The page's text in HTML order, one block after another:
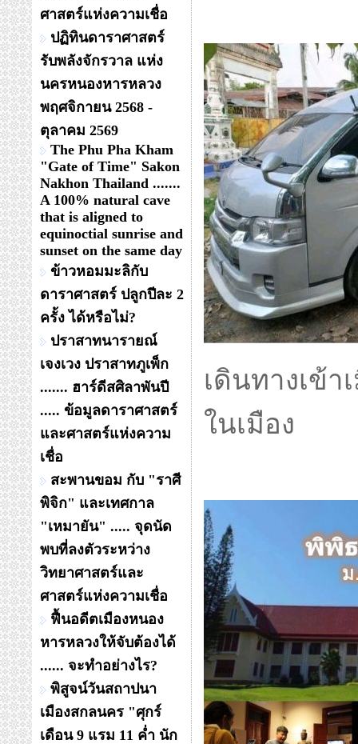
ศาสตร์แห่งความเชื่อ
ปฏิทินดาราศาสตร์
รับพลังจักรวาล แห่ง
นครหนองหารหลวง
พฤศจิกายน 2568 -
ตุลาคม 2569
The Phu Pha Kham
"Gate of Time" Sakon
Nakhon Thailand .......
A 100% natural cave
that is aligned to
equinoctial sunrise and
sunset on the same day
ข้าวหอมมะลิกับ
ดาราศาสตร์ ปลูกปีละ 2
ครั้ง ได้หรือไม่?
ปราสาทนารายณ์
เจงเวง ปราสาทภูเพ็ก
....... ฮาร์ดีสศิลาพันปี
..... ข้อมูลดาราศาสตร์
และศาสตร์แห่งความ
เชื่อ
สะพานขอม กับ "ราศี
พิจิก" และเทศกาล
"เหมายัน" ..... จุดนัด
พบที่ลงตัวระหว่าง
วิทยาศาสตร์และ
ศาสตร์แห่งความเชื่อ
ฟื้นอดีตเมืองหนอง
หารหลวงให้จับต้องได้
...... จะทำอย่างไร?
พิสูจน์วันสถาปนา
เมืองสกลนคร "ศุกร์
เดือน 9 แรม 11 ค่ำ นัก
เดินทางเข้า
ในเมือง